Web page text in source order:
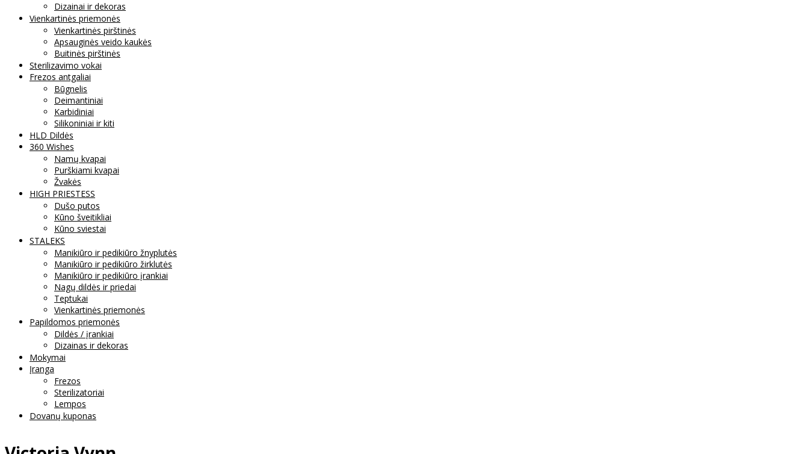
Dizainai ir dekoras
Vienkartinės priemonės
Vienkartinės pirštinės
Apsauginės veido kaukės
Buitinės pirštinės
Sterilizavimo vokai
Frezos antgaliai
Būgnelis
Deimantiniai
Karbidiniai
Silikoniniai ir kiti
HLD Dildės
360 Wishes
Namų kvapai
Purškiami kvapai
Žvakės
HIGH PRIESTESS
Dušo putos
Kūno šveitikliai
Kūno sviestai
STALEKS
Manikiūro ir pedikiūro žnyplutės
Manikiūro ir pedikiūro žirklutės
Manikiūro ir pedikiūro įrankiai
Nagų dildės ir priedai
Teptukai
Vienkartinės priemonės
Papildomos priemonės
Dildės / įrankiai
Dizainas ir dekoras
Mokymai
Įranga
Frezos
Sterilizatoriai
Lempos
Dovanų kuponas